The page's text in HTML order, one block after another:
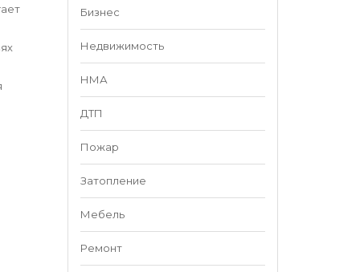
Бизнес
Недвижимость
НМА
ДТП
Пожар
Затопление
Мебель
Ремонт